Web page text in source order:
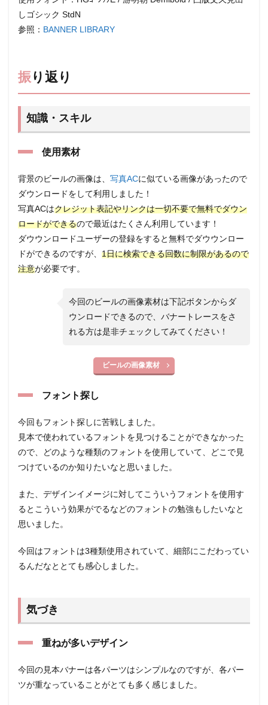
しゴシック StdN
参照： BANNER LIBRARY
振り返り
知識・スキル
使用素材
背景のビールの画像は、 写真ACに似ている画像があったので
ダウンロードをして利用しました！
写真ACはクレジット表記やリンクは一切不要で無料でダウン
ロードができるので最近はたくさん利用しています！
ダウウンロードユーザーの登録をすると無料でダウウンロー
ドができるのですが、 1日に検索できる回数に制限があるので
注意が必要です。
今回のビールの画像素材は下記ボタンからダ
ウンロードできるので、バナートレースをさ
れる方は是非チェックしてみてください！
ビールの画像素材
フォント探し
今回もフォント探しに苦戦しました。
見本で使われているフォントを見つけることができなかった
ので、どのような種類のフォントを使用していて、どこで見
つけているのか知りたいなと思いました。
また、デザインイメージに対してこういうフォントを使用す
るとこういう効果がでるなどのフォントの勉強もしたいなと
思いました。
今回はフォントは3種類使用されていて、細部にこだわってい
るんだなととても感心しました。
気づき
重ねが多いデザイン
今回の見本バナーは各パーツはシンプルなのですが、各パー
ツが重なっていることがとても多く感じました。